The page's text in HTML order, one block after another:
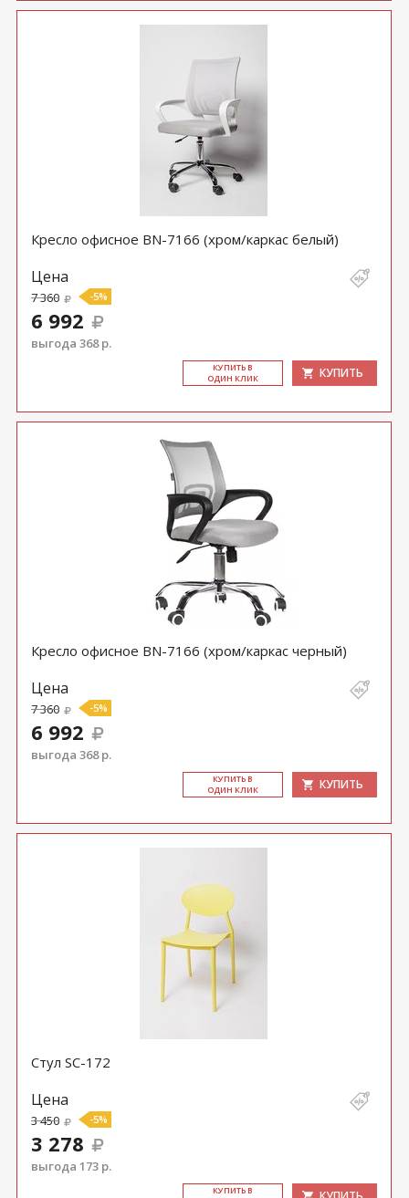
Кресло офисное BN-7166 (хром/каркас белый)
Цена
7 360 -5%
6 992
выгода 368 р.
КУ­ПИТЬ В
ОДИН КЛИК
КУПИТЬ
Кресло офисное BN-7166 (хром/каркас черный)
Цена
7 360 -5%
6 992
выгода 368 р.
КУ­ПИТЬ В
ОДИН КЛИК
КУПИТЬ
Стул SC-172
Цена
3 450 -5%
3 278
выгода 173 р.
КУ­ПИТЬ В